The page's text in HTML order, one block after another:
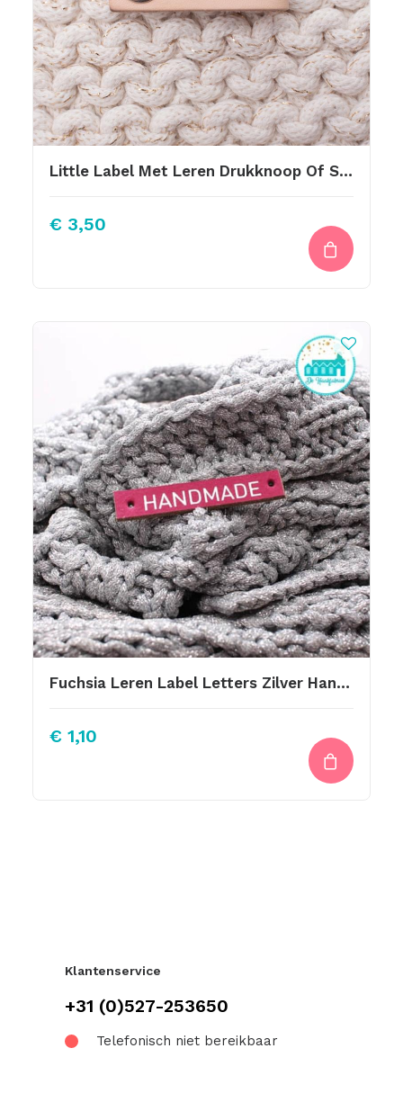
Little Label Met Leren Drukknoop Of Schroef Gepersonaliseerd Met Laser
€ 3,50
Fuchsia Leren Label Letters Zilver Handmade
€ 1,10
Klantenservice
+31 (0)527-253650
Telefonisch niet bereikbaar